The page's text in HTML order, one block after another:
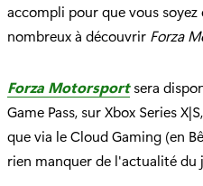
accompli pour que vous
nombreux à découvrir Forza
Forza Motorsportsera
Game Pass, sur Xbox Series
que via le Cloud Gaming (en
rien manquer de l'actualité du